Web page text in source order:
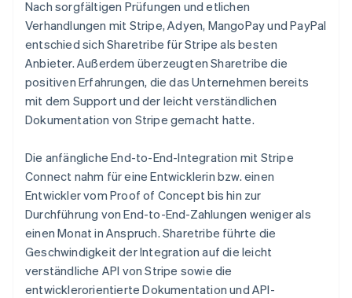
Nach sorgfältigen Prüfungen und etlichen
Verhandlungen mit Stripe, Adyen, MangoPay und PayPal
entschied sich Sharetribe für Stripe als besten
Anbieter. Außerdem überzeugten Sharetribe die
positiven Erfahrungen, die das Unternehmen bereits
mit dem Support und der leicht verständlichen
Dokumentation von Stripe gemacht hatte.
Die anfängliche End-to-End-Integration mit Stripe
Connect nahm für eine Entwicklerin bzw. einen
Entwickler vom Proof of Concept bis hin zur
Durchführung von End-to-End-Zahlungen weniger als
einen Monat in Anspruch. Sharetribe führte die
Geschwindigkeit der Integration auf die leicht
verständliche API von Stripe sowie die
entwicklerorientierte Dokumentation und API-